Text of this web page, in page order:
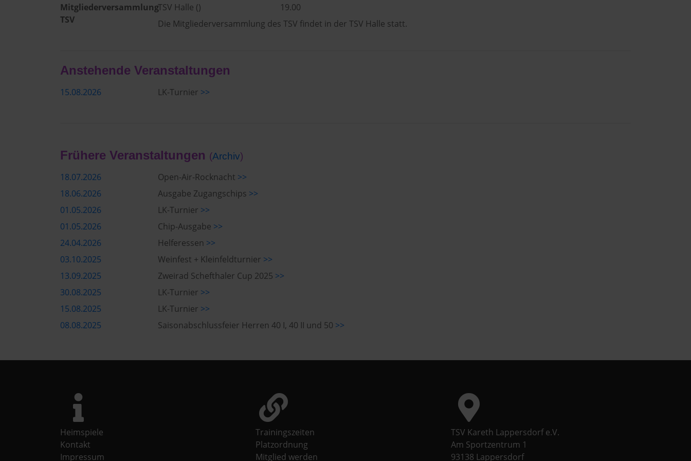
Mitgliederversammlung
TSV
TSV Halle ()
19.00
Die Mitgliederversammlung des TSV findet in der TSV Halle statt.
Anstehende Veranstaltungen
15.08.2026 LK-Turnier >>
Frühere Veranstaltungen (Archiv)
18.07.2026 Open-Air-Rocknacht >>
18.06.2026
Ausgabe Zugangschips >>
01.05.2026
LK-Turnier >>
01.05.2026
Chip-Ausgabe >>
24.04.2026
Helferessen >>
03.10.2025
Weinfest + Kleinfeldturnier >>
13.09.2025
Zweirad Schefthaler Cup 2025 >>
30.08.2025
LK-Turnier >>
15.08.2025
LK-Turnier >>
08.08.2025
Saisonabschlussfeier Herren 40 I, 40 II und 50 >>
Heimspiele
Kontakt
Impressum
Trainingszeiten
Platzordnung
Mitglied werden
TSV Kareth Lappersdorf e.V.
Am Sportzentrum 1
93138 Lappersdorf